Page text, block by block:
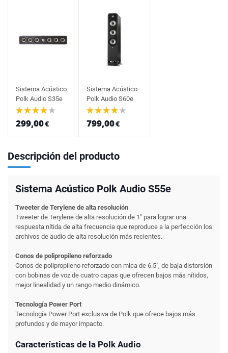
Sistema Acústico
Polk Audio S35e
299,00€
Sistema Acústico
Polk Audio S60e
799,00€
Descripción del producto
Sistema Acústico Polk Audio S55e
Tweeter de Terylene de alta resolución
Tweeter de Terylene de alta resolución de 1" para lograr una
respuesta nítida de alta frecuencia que reproduce a la perfección los
archivos de audio de alta resolución más recientes.
Conos de polipropileno reforzado
Conos de polipropileno reforzado con mica de 6.5", de baja distorsión
con bobinas de voz de cuatro capas que ofrecen bajos más nítidos,
mejor linealidad y un rango medio dinámico.
Tecnología Power Port
Tecnología Power Port exclusiva de Polk que ofrece bajos más
profundos y de mayor impacto.
Características de la Polk Audio